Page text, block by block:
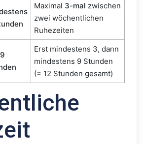
Maximal 3-mal zwischen
zwei wöchentlichen
Ruhezeiten
Erst mindestens 3, dann
mindestens 9 Stunden
(= 12 Stunden gesamt)